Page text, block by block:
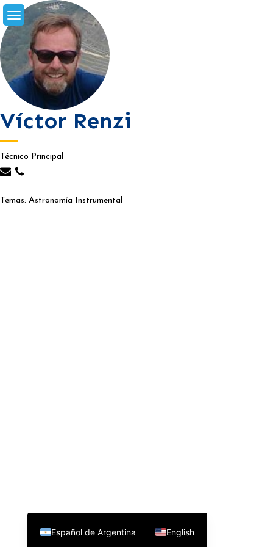
Skip
to
content
Víctor Renzi
Técnico Principal
Temas: Astronomía Instrumental
Español de Argentina English